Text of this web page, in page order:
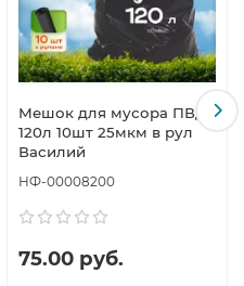
Мешок для мусора ПВД
120л 10шт 25мкм в рул
Василий
НФ-00008200
75.00 руб.